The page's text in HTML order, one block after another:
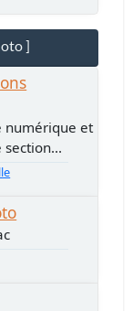
]
numérique et